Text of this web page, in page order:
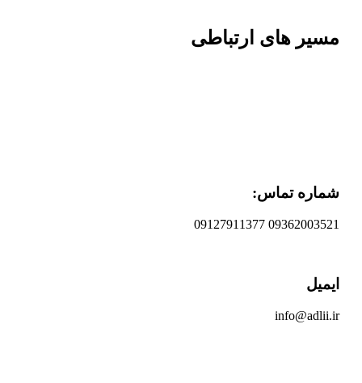
مسیر های ارتباطی
شماره تماس:
09362003521 09127911377
ایمیل
info@adlii.ir